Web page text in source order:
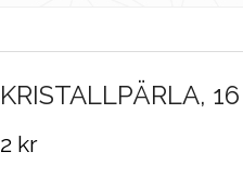
KRISTALLPÄRLA,
2 kr